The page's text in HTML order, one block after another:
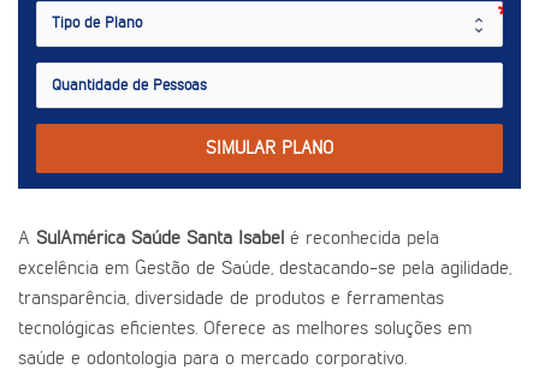
SIMULAR PLANO
A SulAmérica Saúde Santa Isabel é reconhecida pela
excelência em Gestão de Saúde, destacando-se pela agilidade,
transparência, diversidade de produtos e ferramentas
tecnológicas eficientes. Oferece as melhores soluções em
saúde e odontologia para o mercado corporativo.